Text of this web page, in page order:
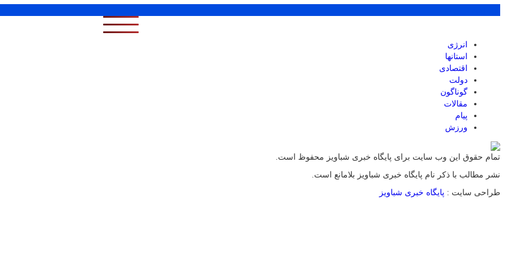
انرژی
استانها
اقتصادی
دولت
گوناگون
مقالات
پیام
ورزش
تمام حقوق این وب سایت برای پایگاه خبری شباویز محفوظ است.
نشر مطالب با ذکر نام پایگاه خبری شباویز بلامانع است.
طراحی سایت : پایگاه خبری شباویز